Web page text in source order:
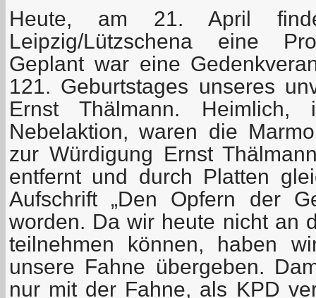
Heute, am 21. April
Leipzig/Lützschena eine
Geplant war eine
121. Geburtstages unseres
Ernst Thälmann.
Nebelaktion, waren die
zur Würdigung Ernst
entfernt und durch Platten
Aufschrift „Den Opfern der
worden. Da wir heute nicht an
teilnehmen können, haben
unsere Fahne übergeben.
nur mit der Fahne, als KPD